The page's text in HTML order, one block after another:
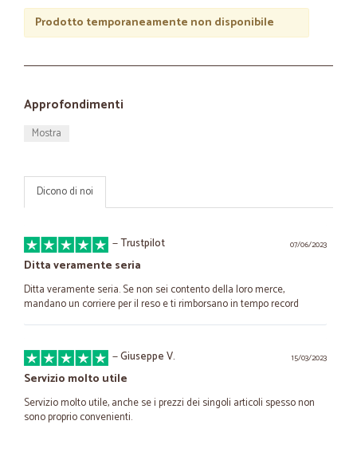
Prodotto temporaneamente non disponibile
Approfondimenti
Mostra
Dicono di noi
07/06/2023
—Trustpilot
Ditta veramente seria
Ditta veramente seria. Se non sei contento della loro merce,
mandano un corriere per il reso e ti rimborsano in tempo record
15/03/2023
—Giuseppe V.
Servizio molto utile
Servizio molto utile, anche se i prezzi dei singoli articoli spesso non
sono proprio convenienti.